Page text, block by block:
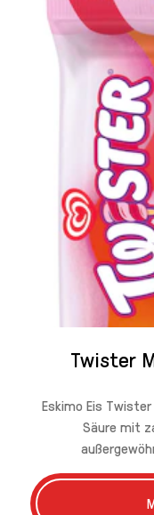
Twister
Eskimo Eis
Säure mit